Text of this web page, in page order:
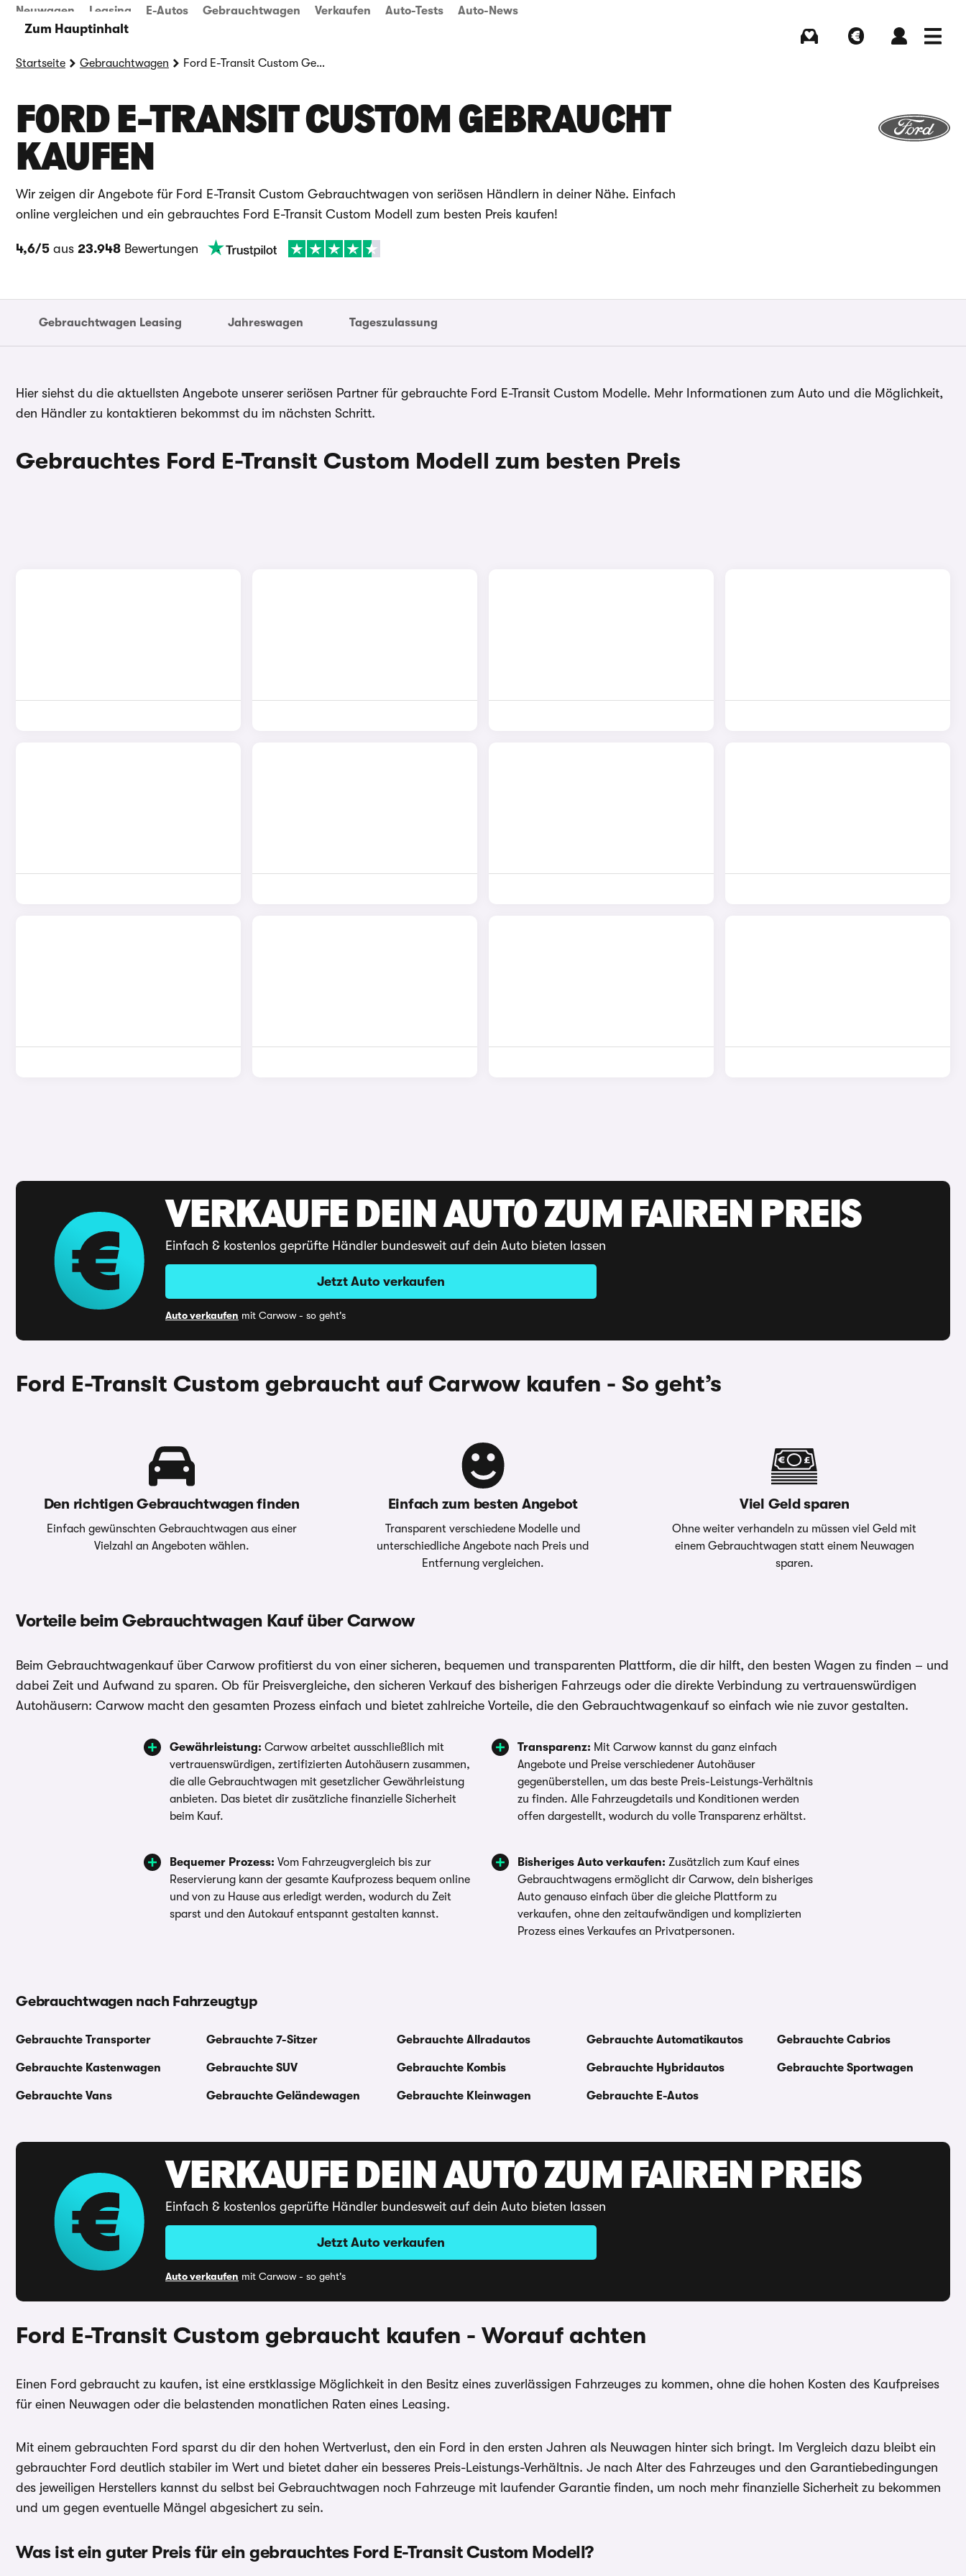
Zum Hauptinhalt
Neuwagen Leasing E-Autos Gebrauchtwagen Verkaufen Auto-Tests Auto-News
Startseite Gebrauchtwagen Ford E-Transit Custom Gebrauchtwagen
FORD E-TRANSIT CUSTOM GEBRAUCHT
KAUFEN
Wir zeigen dir Angebote für Ford E-Transit Custom Gebrauchtwagen von seriösen Händlern in deiner Nähe. Einfach
online vergleichen und ein gebrauchtes Ford E-Transit Custom Modell zum besten Preis kaufen!
4,6/5 aus 23.948 Bewertungen
Gebrauchtwagen Leasing Jahreswagen Tageszulassung
Hier siehst du die aktuellsten Angebote unserer seriösen Partner für gebrauchte Ford E-Transit Custom Modelle. Mehr Informationen zum Auto und die Möglichkeit,
den Händler zu kontaktieren bekommst du im nächsten Schritt.
Gebrauchtes Ford E-Transit Custom Modell zum besten Preis
VERKAUFE DEIN AUTO ZUM FAIREN PREIS
Einfach & kostenlos geprüfte Händler bundesweit auf dein Auto bieten lassen
Jetzt Auto verkaufen
Auto verkaufen mit Carwow - so geht's
Ford E-Transit Custom gebraucht auf Carwow kaufen - So geht’s
Den richtigen Gebrauchtwagen finden
Einfach gewünschten Gebrauchtwagen aus einer
Vielzahl an Angeboten wählen.
Einfach zum besten Angebot
Transparent verschiedene Modelle und
unterschiedliche Angebote nach Preis und
Entfernung vergleichen.
Viel Geld sparen
Ohne weiter verhandeln zu müssen viel Geld mit
einem Gebrauchtwagen statt einem Neuwagen
sparen.
Vorteile beim Gebrauchtwagen Kauf über Carwow
Beim Gebrauchtwagenkauf über Carwow profitierst du von einer sicheren, bequemen und transparenten Plattform, die dir hilft, den besten Wagen zu finden – und
dabei Zeit und Aufwand zu sparen. Ob für Preisvergleiche, den sicheren Verkauf des bisherigen Fahrzeugs oder die direkte Verbindung zu vertrauenswürdigen
Autohäusern: Carwow macht den gesamten Prozess einfach und bietet zahlreiche Vorteile, die den Gebrauchtwagenkauf so einfach wie nie zuvor gestalten.
Gewährleistung: Carwow arbeitet ausschließlich mit
vertrauenswürdigen, zertifizierten Autohäusern zusammen,
die alle Gebrauchtwagen mit gesetzlicher Gewährleistung
anbieten. Das bietet dir zusätzliche finanzielle Sicherheit
beim Kauf.
Transparenz: Mit Carwow kannst du ganz einfach
Angebote und Preise verschiedener Autohäuser
gegenüberstellen, um das beste Preis-Leistungs-Verhältnis
zu finden. Alle Fahrzeugdetails und Konditionen werden
offen dargestellt, wodurch du volle Transparenz erhältst.
Bequemer Prozess: Vom Fahrzeugvergleich bis zur
Reservierung kann der gesamte Kaufprozess bequem online
und von zu Hause aus erledigt werden, wodurch du Zeit
sparst und den Autokauf entspannt gestalten kannst.
Bisheriges Auto verkaufen: Zusätzlich zum Kauf eines
Gebrauchtwagens ermöglicht dir Carwow, dein bisheriges
Auto genauso einfach über die gleiche Plattform zu
verkaufen, ohne den zeitaufwändigen und komplizierten
Prozess eines Verkaufes an Privatpersonen.
Gebrauchtwagen nach Fahrzeugtyp
Gebrauchte Transporter
Gebrauchte Kastenwagen
Gebrauchte Vans
Gebrauchte 7-Sitzer
Gebrauchte SUV
Gebrauchte Geländewagen
Gebrauchte Allradautos
Gebrauchte Kombis
Gebrauchte Kleinwagen
Gebrauchte Automatikautos
Gebrauchte Hybridautos
Gebrauchte E-Autos
Gebrauchte Cabrios
Gebrauchte Sportwagen
VERKAUFE DEIN AUTO ZUM FAIREN PREIS
Einfach & kostenlos geprüfte Händler bundesweit auf dein Auto bieten lassen
Jetzt Auto verkaufen
Auto verkaufen mit Carwow - so geht's
Ford E-Transit Custom gebraucht kaufen - Worauf achten
Einen Ford gebraucht zu kaufen, ist eine erstklassige Möglichkeit in den Besitz eines zuverlässigen Fahrzeuges zu kommen, ohne die hohen Kosten des Kaufpreises
für einen Neuwagen oder die belastenden monatlichen Raten eines Leasing.
Mit einem gebrauchten Ford sparst du dir den hohen Wertverlust, den ein Ford in den ersten Jahren als Neuwagen hinter sich bringt. Im Vergleich dazu bleibt ein
gebrauchter Ford deutlich stabiler im Wert und bietet daher ein besseres Preis-Leistungs-Verhältnis. Je nach Alter des Fahrzeuges und den Garantiebedingungen
des jeweiligen Herstellers kannst du selbst bei Gebrauchtwagen noch Fahrzeuge mit laufender Garantie finden, um noch mehr finanzielle Sicherheit zu bekommen
und um gegen eventuelle Mängel abgesichert zu sein.
Was ist ein guter Preis für ein gebrauchtes Ford E-Transit Custom Modell?